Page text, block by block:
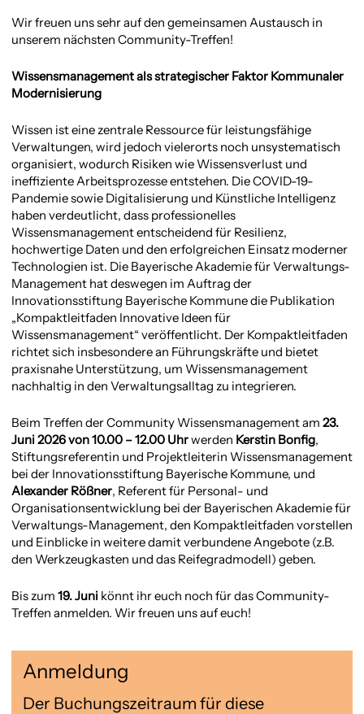
Wir freuen uns sehr auf den gemeinsamen Austausch in
unserem nächsten Community-Treffen!
Wissensmanagement als strategischer Faktor Kommunaler
Modernisierung
Wissen ist eine zentrale Ressource für leistungsfähige
Verwaltungen, wird jedoch vielerorts noch unsystematisch
organisiert, wodurch Risiken wie Wissensverlust und
ineffiziente Arbeitsprozesse entstehen. Die COVID-19-
Pandemie sowie Digitalisierung und Künstliche Intelligenz
haben verdeutlicht, dass professionelles
Wissensmanagement entscheidend für Resilienz,
hochwertige Daten und den erfolgreichen Einsatz moderner
Technologien ist. Die Bayerische Akademie für Verwaltungs-
Management hat deswegen im Auftrag der
Innovationsstiftung Bayerische Kommune die Publikation
„Kompaktleitfaden Innovative Ideen für
Wissensmanagement“ veröffentlicht. Der Kompaktleitfaden
richtet sich insbesondere an Führungskräfte und bietet
praxisnahe Unterstützung, um Wissensmanagement
nachhaltig in den Verwaltungsalltag zu integrieren.
Beim Treffen der Community Wissensmanagement am 23.
Juni 2026 von 10.00 – 12.00 Uhrwerden Kerstin Bonfig,
Stiftungsreferentin und Projektleiterin Wissensmanagement
bei der Innovationsstiftung Bayerische Kommune, und
Alexander Rößner, Referent für Personal- und
Organisationsentwicklung bei der Bayerischen Akademie für
Verwaltungs-Management, den Kompaktleitfaden vorstellen
und Einblicke in weitere damit verbundene Angebote (z.B.
den Werkzeugkasten und das Reifegradmodell) geben.
Bis zum 19. Juni könnt ihr euch noch für das Community-
Treffen anmelden. Wir freuen uns auf euch!
Anmeldung
Der Buchungszeitraum für diese